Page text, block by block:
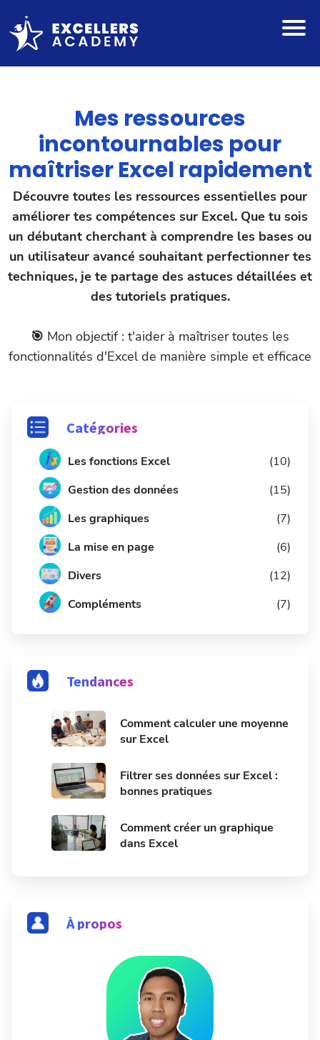
Mes ressources
incontournables pour
maîtriser Excel rapidement
Découvre toutes les ressources essentielles pour
améliorer tes compétences sur Excel. Que tu sois
un débutant cherchant à comprendre les bases ou
un utilisateur avancé souhaitant perfectionner tes
techniques, je te partage des astuces détaillées et
des tutoriels pratiques.
🎯 Mon objectif : t'aider à maîtriser toutes les
fonctionnalités d'Excel de manière simple et efficace
Catégories
Les fonctions Excel
(10)
Gestion des données
(15)
Les graphiques
(7)
La mise en page
(6)
Divers
(12)
Compléments
(7)
Tendances
Comment calculer une moyenne
sur Excel
Filtrer ses données sur Excel :
bonnes pratiques
Comment créer un graphique
dans Excel
À propos